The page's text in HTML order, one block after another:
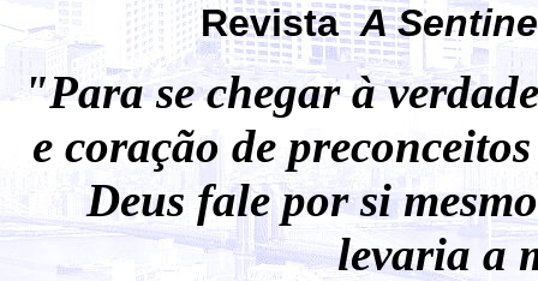
RevistaA
"Para se chegar à
e coração de
Deus fale por si
levaria a